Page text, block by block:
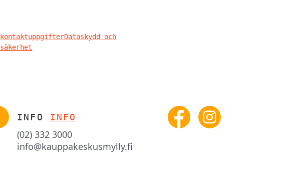
kontaktuppgifterDataskydd och
säkerhet
INFO INFO
(02) 332 3000
info@kauppakeskusmylly.fi